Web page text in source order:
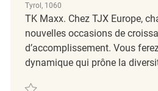
Tyrol, 1060
TK Maxx. Chez TJX Europe,
nouvelles occasions de
d’accomplissement. Vous
dynamique qui prône la
Sauvegarder Samstagskraft (m/w/d)